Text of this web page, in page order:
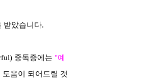
받았습니다.
중독증에는 "예
움이 되어드릴 것